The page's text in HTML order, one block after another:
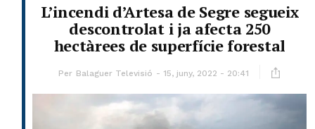
L’incendi d’Artesa de Segre segueix
descontrolat i ja afecta 250
hectàrees de superfície forestal
Per Balaguer Televisió 15, juny, 2022 - 20:41